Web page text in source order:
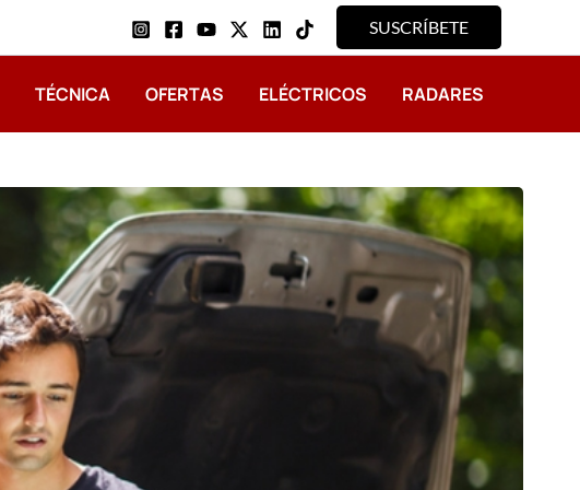
SUSCRÍBETE
TÉCNICA OFERTAS ELÉCTRICOS RADARES